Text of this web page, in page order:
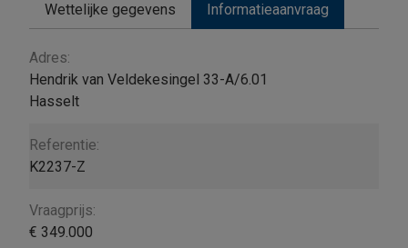
Wettelijke gegevens Informatieaanvraag
Algemeen
Adres:
Hendrik van Veldekesingel 33-A/6.01
Hasselt
Referentie:
K2237-Z
Vraagprijs:
€ 349.000